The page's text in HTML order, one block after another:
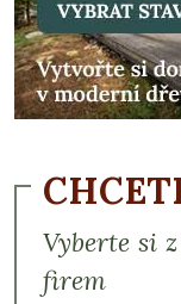
Vyberte si
firem